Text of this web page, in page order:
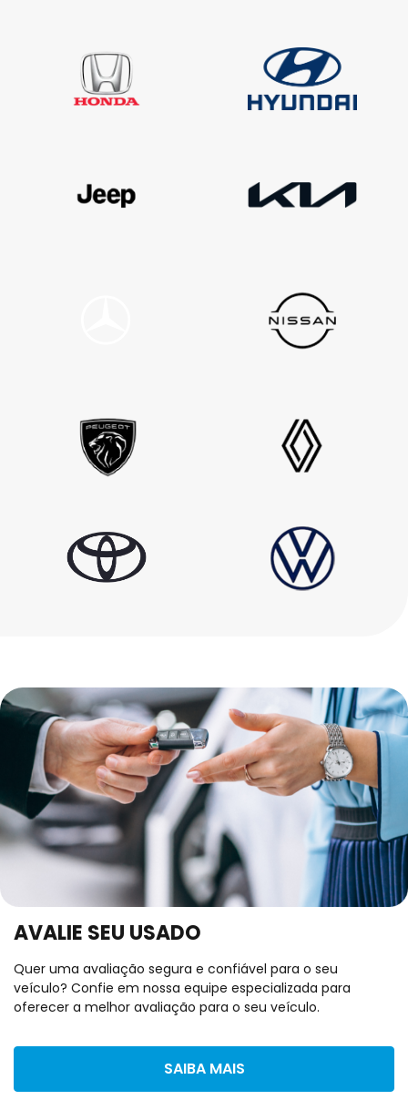
AVALIE SEU USADO
Quer uma avaliação segura e confiável para o seu
veículo? Confie em nossa equipe especializada para
oferecer a melhor avaliação para o seu veículo.
SAIBA MAIS